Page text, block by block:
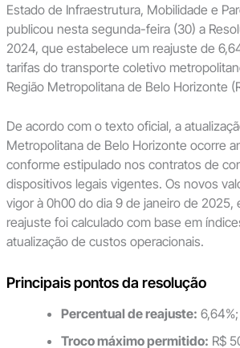
Estado de Infraestrutura, Mobilidade e
publicou nesta segunda-feira (30) a
2024, que estabelece um reajuste de
tarifas do transporte coletivo
Região Metropolitana de Belo Horizonte
De acordo com o texto oficial, a
Metropolitana de Belo Horizonte ocorre
conforme estipulado nos contratos de
dispositivos legais vigentes. Os novos
vigor à 0h00 do dia 9 de janeiro de 2025,
reajuste foi calculado com base em
atualização de custos operacionais.
Principais pontos da resolução
Percentual de reajuste: 6,64%;
Troco máximo permitido: R$